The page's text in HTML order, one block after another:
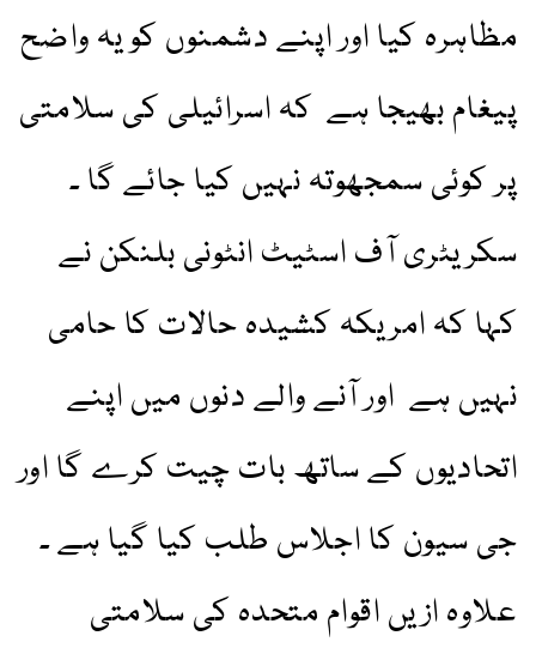
مظاہرہ کیا اور اپنے دشمنوں کو یہ واضح
پیغام بھیجا ہے کہ اسرائیلی کی سلامتی
پر کوئی سمجھوتہ نہیں کیا جائے گا ۔
سکریٹری آف اسٹیٹ انٹونی بلنکن نے
کہا کہ امریکہ کشیدہ حالات کا حامی
نہیں ہے اور آنے والے دنوں میں اپنے
اتحادیوں کے ساتھ بات چیت کرے گا اور
جی سیون کا اجلاس طلب کیا گیا ہے ۔
علاوہ ازیں اقوام متحدہ کی سلامتی